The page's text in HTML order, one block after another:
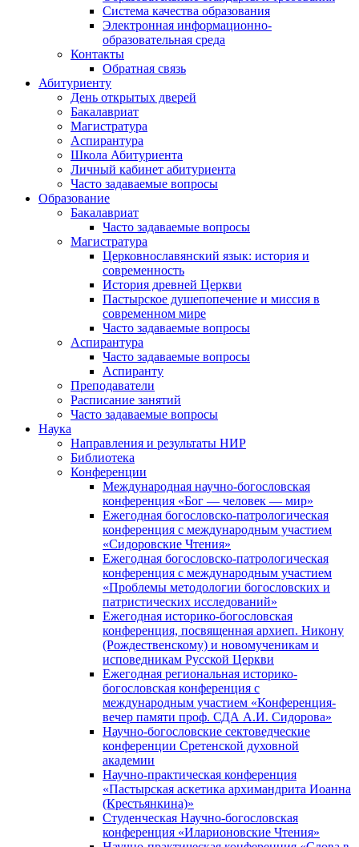
Система качества образования
Электронная информационно-
образовательная среда
Контакты
Обратная связь
Абитуриенту
День открытых дверей
Бакалавриат
Магистратура
Аспирантура
Школа Абитуриента
Личный кабинет абитуриента
Часто задаваемые вопросы
Образование
Бакалавриат
Часто задаваемые вопросы
Магистратура
Церковнославянский язык: история и
современность
История древней Церкви
Пастырское душепопечение и миссия в
современном мире
Часто задаваемые вопросы
Аспирантура
Часто задаваемые вопросы
Аспиранту
Преподаватели
Расписание занятий
Часто задаваемые вопросы
Наука
Направления и результаты НИР
Библиотека
Конференции
Международная научно-богословская
конференция «Бог — человек — мир»
Ежегодная богословско-патрологическая
конференция с международным участием
«Сидоровские Чтения»
Ежегодная богословско-патрологическая
конференция с международным участием
«Проблемы методологии богословских и
патристических исследований»
Ежегодная историко-богословская
конференция, посвященная архиеп. Никону
(Рождественскому) и новомученикам и
исповедникам Русской Церкви
Ежегодная региональная историко-
богословская конференция с
международным участием «Конференция-
вечер памяти проф. СДА А.И. Сидорова»
Научно-богословские сектоведческие
конференции Сретенской духовной
академии
Научно-практическая конференция
«Пастырская аскетика архимандрита Иоанна
(Крестьянкина)»
Студенческая Научно-богословская
конференция «Иларионовские Чтения»